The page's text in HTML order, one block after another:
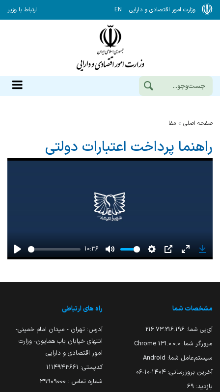
وزارت امور اقتصادی و دارایی EN ارتباط با وزیر
صفحه اصلی مفا
راهنما پرداخت‌ اعتبارات دولتی
Play
10:36
Mute Settings
PIP Enter
مشخصات شما
آی‌پی شما: 216.73.216.196
مرورگر شما: 131.0.0.0 Chrome
سیستم‌عامل شما: Android
آخرین بروزرسانی: ۱۴۰۴-۱۰-۰۶
بازدید: 69
راه های ارتباطی
آدرس: تهران - میدان امام خمینی-
انتهای خیابان باب همایون- وزارت
امور اقتصادی و دارایی
کدپستی: ۱۱۱۴۹۴۳۶۶۱
شماره تماس : 39909000